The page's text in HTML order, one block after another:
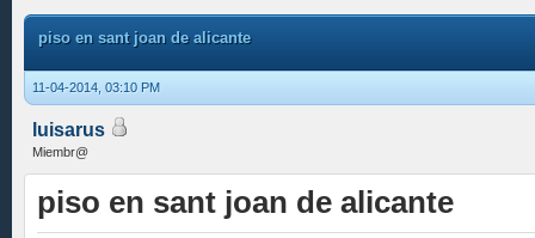
piso en sant joan de alicante
11-04-2014, 03:10 PM
luisarus
Miembr@
piso en sant joan de alicante